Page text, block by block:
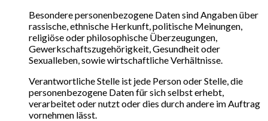
Besondere personenbezogene Daten sind Angaben über
rassische, ethnische Herkunft, politische Meinungen,
religiöse oder philosophische Überzeugungen,
Gewerkschaftszugehörigkeit, Gesundheit oder
Sexualleben, sowie wirtschaftliche Verhältnisse.
Verantwortliche Stelle ist jede Person oder Stelle, die
personenbezogene Daten für sich selbst erhebt,
verarbeitet oder nutzt oder dies durch andere im Auftrag
vornehmen lässt.